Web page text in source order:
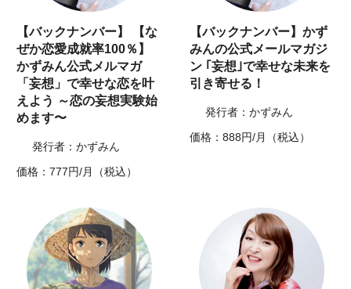
【バックナンバー】 【な
ぜか恋愛成就率100％】
かずみん公式メルマガ
「妄想」で幸せな恋を叶
えよう ～恋の妄想実験始
めます〜
発行者：かずみん
価格：777円/月（税込）
【バックナンバー】かず
みんの公式メールマガジ
ン ｢妄想｣で幸せな未来を
引き寄せる！
発行者：かずみん
価格：888円/月（税込）